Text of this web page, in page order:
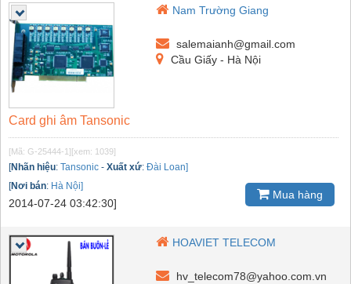
Nam Trường Giang
salemaianh@gmail.com
Cầu Giấy - Hà Nội
Card ghi âm Tansonic
[Mã: G-25444-1] [xem: 1039]
[Nhãn hiệu: Tansonic - Xuất xứ: Đài Loan]
[Nơi bán: Hà Nội]
2014-07-24 03:42:30]
Mua hàng
HOAVIET TELECOM
hv_telecom78@yahoo.com.vn